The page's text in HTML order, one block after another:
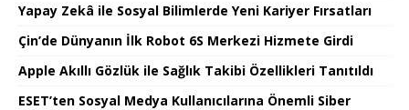
Yapay Zekâ ile Sosyal Bilimlerde Yeni Kariyer Fırsatları
Çin’de Dünyanın İlk Robot 6S Merkezi Hizmete Girdi
Apple Akıllı Gözlük ile Sağlık Takibi Özellikleri Tanıtıldı
ESET’ten Sosyal Medya Kullanıcılarına Önemli Siber